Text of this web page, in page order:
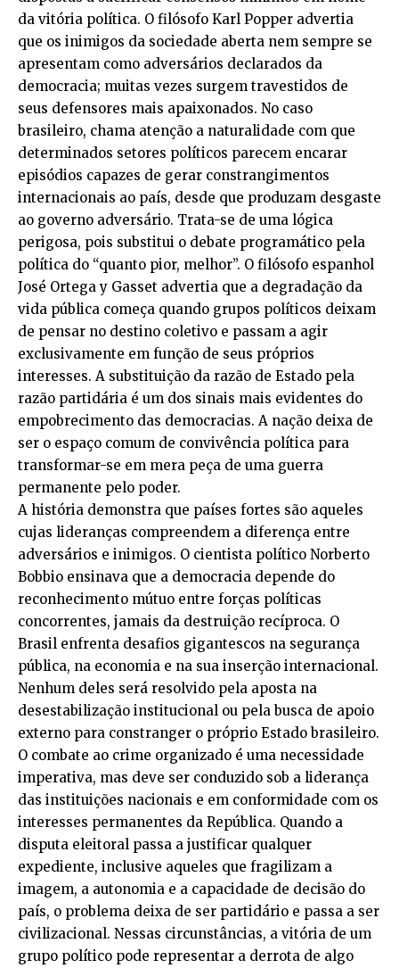
da vitória política. O filósofo Karl Popper advertia
que os inimigos da sociedade aberta nem sempre se
apresentam como adversários declarados da
democracia; muitas vezes surgem travestidos de
seus defensores mais apaixonados. No caso
brasileiro, chama atenção a naturalidade com que
determinados setores políticos parecem encarar
episódios capazes de gerar constrangimentos
internacionais ao país, desde que produzam desgaste
ao governo adversário. Trata-se de uma lógica
perigosa, pois substitui o debate programático pela
política do “quanto pior, melhor”. O filósofo espanhol
José Ortega y Gasset advertia que a degradação da
vida pública começa quando grupos políticos deixam
de pensar no destino coletivo e passam a agir
exclusivamente em função de seus próprios
interesses. A substituição da razão de Estado pela
razão partidária é um dos sinais mais evidentes do
empobrecimento das democracias. A nação deixa de
ser o espaço comum de convivência política para
transformar-se em mera peça de uma guerra
permanente pelo poder.
A história demonstra que países fortes são aqueles
cujas lideranças compreendem a diferença entre
adversários e inimigos. O cientista político Norberto
Bobbio ensinava que a democracia depende do
reconhecimento mútuo entre forças políticas
concorrentes, jamais da destruição recíproca. O
Brasil enfrenta desafios gigantescos na segurança
pública, na economia e na sua inserção internacional.
Nenhum deles será resolvido pela aposta na
desestabilização institucional ou pela busca de apoio
externo para constranger o próprio Estado brasileiro.
O combate ao crime organizado é uma necessidade
imperativa, mas deve ser conduzido sob a liderança
das instituições nacionais e em conformidade com os
interesses permanentes da República. Quando a
disputa eleitoral passa a justificar qualquer
expediente, inclusive aqueles que fragilizam a
imagem, a autonomia e a capacidade de decisão do
país, o problema deixa de ser partidário e passa a ser
civilizacional. Nessas circunstâncias, a vitória de um
grupo político pode representar a derrota de algo